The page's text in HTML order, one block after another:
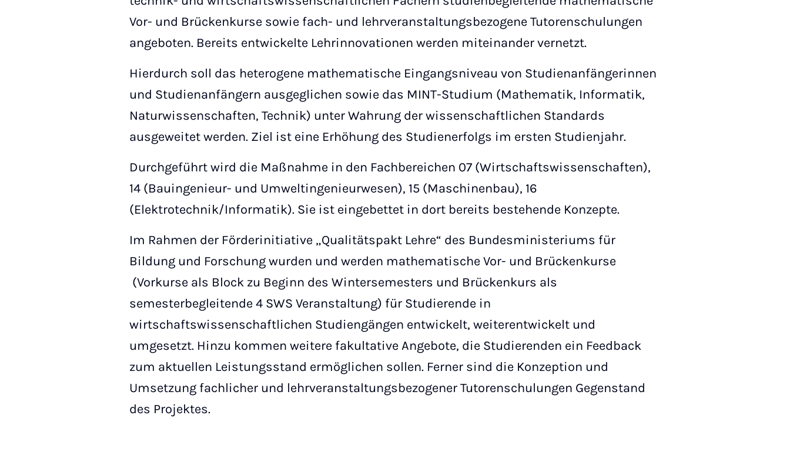
Vor- und Brückenkurse sowie fach- und lehrveranstaltungsbezogene Tutorenschulungen
angeboten. Bereits entwickelte Lehrinnovationen werden miteinander vernetzt.
Hierdurch soll das heterogene mathematische Eingangsniveau von Studienanfängerinnen
und Studienanfängern ausgeglichen sowie das MINT-Studium (Mathematik, Informatik,
Naturwissenschaften, Technik) unter Wahrung der wissenschaftlichen Standards
ausgeweitet werden. Ziel ist eine Erhöhung des Studienerfolgs im ersten Studienjahr.
Durchgeführt wird die Maßnahme in den Fachbereichen 07 (Wirtschaftswissenschaften),
14 (Bauingenieur- und Umweltingenieurwesen), 15 (Maschinenbau), 16
(Elektrotechnik/Informatik). Sie ist eingebettet in dort bereits bestehende Konzepte.
Im Rahmen der Förderinitiative „Qualitätspakt Lehre“ des Bundesministeriums für
Bildung und Forschung wurden und werden mathematische Vor- und Brückenkurse
(Vorkurse als Block zu Beginn des Wintersemesters und Brückenkurs als
semesterbegleitende 4 SWS Veranstaltung) für Studierende in
wirtschaftswissenschaftlichen Studiengängen entwickelt, weiterentwickelt und
umgesetzt. Hinzu kommen weitere fakultative Angebote, die Studierenden ein Feedback
zum aktuellen Leistungsstand ermöglichen sollen. Ferner sind die Konzeption und
Umsetzung fachlicher und lehrveranstaltungsbezogener Tutorenschulungen Gegenstand
des Projektes.